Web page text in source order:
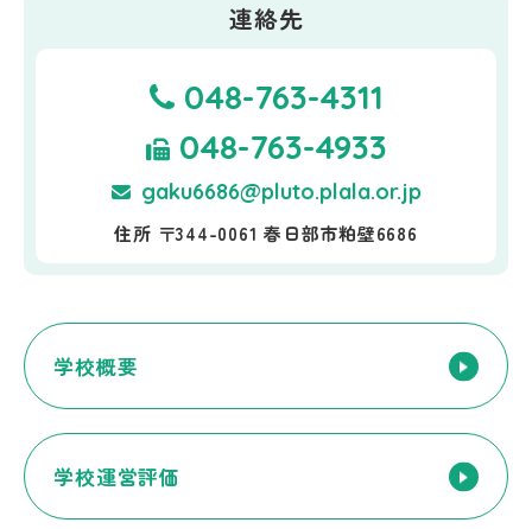
連絡先
048-763-4311
048-763-4933
gaku6686@pluto.plala.or.jp
住所 〒344-0061 春日部市粕壁6686
学校概要
学校運営評価